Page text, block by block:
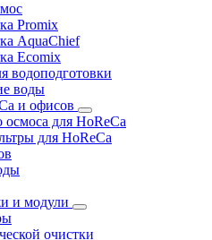
Promix
AquaChief
Ecomix
водоподготовки
воды
и офисов
для HoReCa
для HoReCa
и модули
очистки